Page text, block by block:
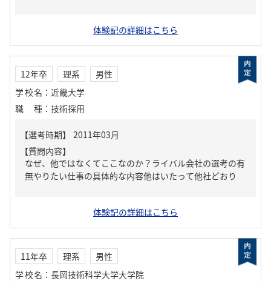
体験記の詳細はこちら
12年卒 理系
男性
学校名 ： 近畿大学
職種 ： 技術採用
【質問内容】
なぜ、他ではなくてここなのか？ライバル会社の選考の有
無やりたい仕事の具体的な内容他はいたって他社どおり
体験記の詳細はこちら
11年卒 理系
男性
学校名 ： 長岡技術科学大学大学院